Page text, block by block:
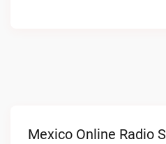
Mexico Online Radio